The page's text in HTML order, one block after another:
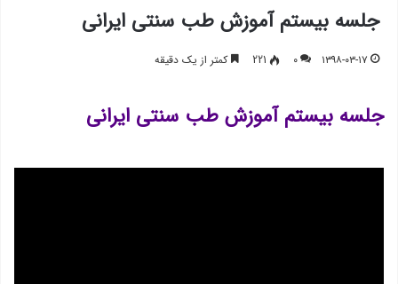
جلسه بیستم آموزش طب سنتی ایرانی
۱۳۹۸-۰۳-۱۷ ۰ 221 کمتر از یک دقیقه
جلسه بیستم آموزش طب سنتی ایرانی